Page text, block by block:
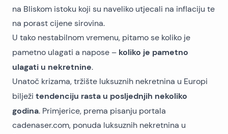
na Bliskom istoku koji su naveliko utjecali na inflaciju te
na porast cijene sirovina.
U tako nestabilnom vremenu, pitamo se koliko je
pametno ulagati a napose – koliko je pametno
ulagati u nekretnine.
Unatoč krizama, tržište luksuznih nekretnina u Europi
bilježi tendenciju rasta u posljednjih nekoliko
godina. Primjerice, prema pisanju portala
cadenaser.com, ponuda luksuznih nekretnina u